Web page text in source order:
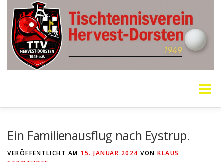
Inhalt
springen
Menü
Ein Familienausflug nach Eystrup.
VERÖFFENTLICHT AM 15. JANUAR 2024 VON KLAUS